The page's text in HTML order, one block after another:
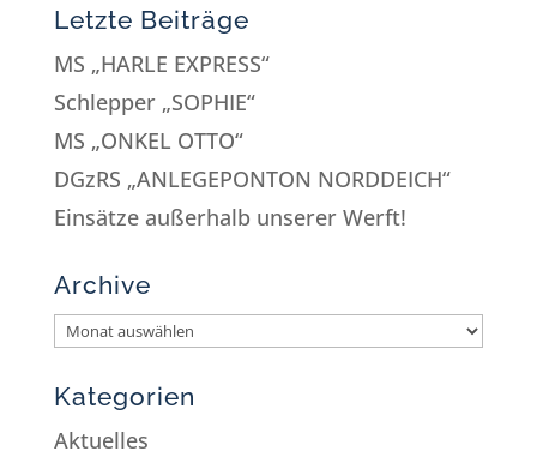
Letzte Beiträge
MS „HARLE EXPRESS“
Schlepper „SOPHIE“
MS „ONKEL OTTO“
DGzRS „ANLEGEPONTON NORDDEICH“
Einsätze außerhalb unserer Werft!
Archive
Kategorien
Aktuelles